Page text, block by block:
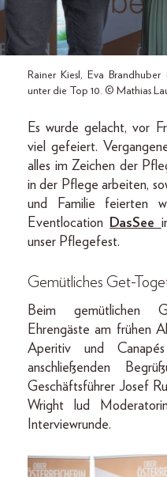
Rainer Kiesl, Eva
unter die Top 10. © Mathias
Es wurde gelacht, vor
viel gefeiert.
alles im Zeichen der
in der Pflege arbeiten,
und Familie feierten
Eventlocation DasSee
unser Pflegefest.
Gemütliches Get-
Beim gemütlichen
Ehrengäste am frühen
Aperitiv und
anschließenden
Geschäftsführer Josef
Wright lud
Interviewrunde.